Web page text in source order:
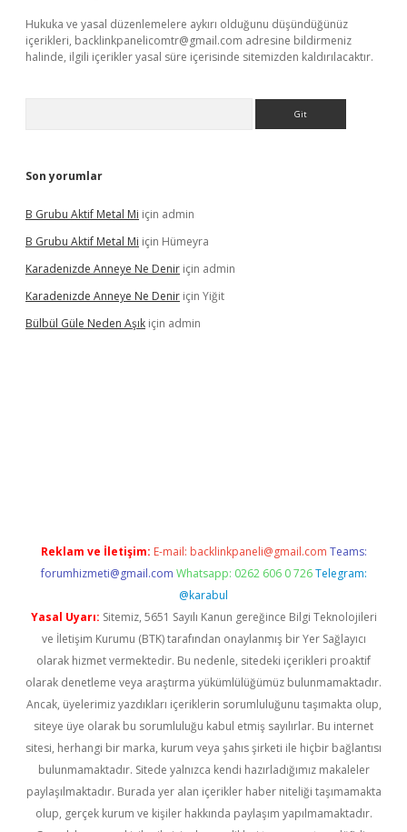
Hukuka ve yasal düzenlemelere aykırı olduğunu düşündüğünüz
içerikleri, backlinkpanelicomtr@gmail.com adresine bildirmeniz
halinde, ilgili içerikler yasal süre içerisinde sitemizden kaldırılacaktır.
Son yorumlar
B Grubu Aktif Metal Mi için admin
B Grubu Aktif Metal Mi için Hümeyra
Karadenizde Anneye Ne Denir için admin
Karadenizde Anneye Ne Denir için Yiğit
Bülbül Güle Neden Aşık için admin
Reklam ve İletişim: E-mail: backlinkpaneli@gmail.com Teams:
forumhizmeti@gmail.com Whatsapp: 0262 606 0 726 Telegram:
@karabul
Yasal Uyarı: Sitemiz, 5651 Sayılı Kanun gereğince Bilgi Teknolojileri
ve İletişim Kurumu (BTK) tarafından onaylanmış bir Yer Sağlayıcı
olarak hizmet vermektedir. Bu nedenle, sitedeki içerikleri proaktif
olarak denetleme veya araştırma yükümlülüğümüz bulunmamaktadır.
Ancak, üyelerimiz yazdıkları içeriklerin sorumluluğunu taşımakta olup,
siteye üye olarak bu sorumluluğu kabul etmiş sayılırlar. Bu internet
sitesi, herhangi bir marka, kurum veya şahıs şirketi ile hiçbir bağlantısı
bulunmamaktadır. Sitede yalnızca kendi hazırladığımız makaleler
paylaşılmaktadır. Burada yer alan içerikler haber niteliği taşımamakta
olup, gerçek kurum ve kişiler hakkında paylaşım yapılmamaktadır.